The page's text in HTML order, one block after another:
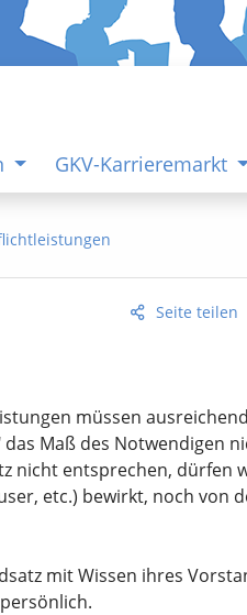
GKV-Karrieremarkt
Seite teilen
müssen
Maß des Notwendigen
nicht entsprechen, dürfen
etc.) bewirkt, noch von
mit Wissen ihres